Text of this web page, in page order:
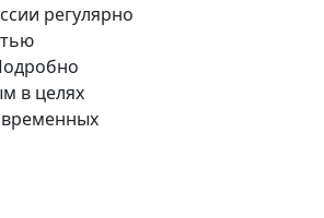
регулярно
в целях